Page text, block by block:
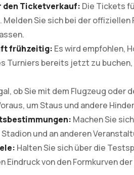
den Ticketverkauf: Die Tickets
Sie sich bei der offiziellen
frühzeitig: Es wird empfohlen,
Turniers bereits jetzt zu
ob Sie mit dem Flugzeug oder
um Staus und andere
Machen Sie
und an anderen
Halten Sie sich über die
Eindruck von den Formkurven